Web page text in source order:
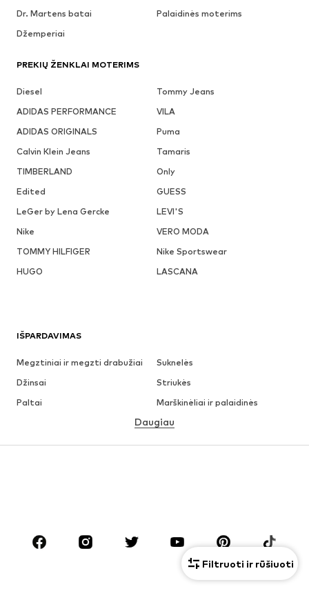
Filtruoti ir rūšiuoti
Dr. Martens batai
Palaidinės moterims
Džemperiai
PREKIŲ ŽENKLAI MOTERIMS
Diesel
Tommy Jeans
ADIDAS PERFORMANCE
VILA
ADIDAS ORIGINALS
Puma
Calvin Klein Jeans
Tamaris
TIMBERLAND
Only
Edited
GUESS
LeGer by Lena Gercke
LEVI'S
Nike
VERO MODA
TOMMY HILFIGER
Nike Sportswear
HUGO
LASCANA
IŠPARDAVIMAS
Megztiniai ir megzti drabužiai
Suknelės
Džinsai
Striukės
Paltai
Marškinėliai ir palaidinės
Apatiniai
Sijonai
Palaidinės ir tunikos
Aksesuarai
Premium
Daugiau